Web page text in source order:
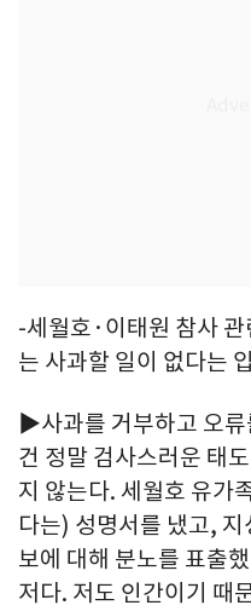
-세월호·이태원 참사
는 사과할 일이 없다는
▶사과를 거부하고 오
건 정말 검사스러운 태
지 않는다. 세월호 유가
다는) 성명서를 냈고,
보에 대해 분노를 표출
저다. 저도 인간이기 때